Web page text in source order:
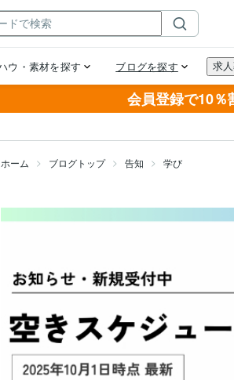
会員登録で10％
ホーム ブログトップ 告知 学び